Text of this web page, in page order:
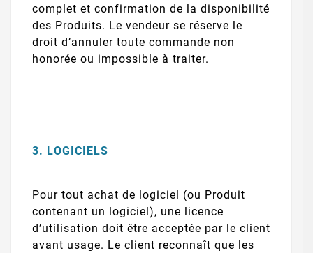
complet et confirmation de la disponibilité
des Produits. Le vendeur se réserve le
droit d’annuler toute commande non
honorée ou impossible à traiter.
3. LOGICIELS
Pour tout achat de logiciel (ou Produit
contenant un logiciel), une licence
d’utilisation doit être acceptée par le client
avant usage. Le client reconnaît que les